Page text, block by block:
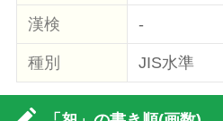
漢検 -
種別 JIS水準